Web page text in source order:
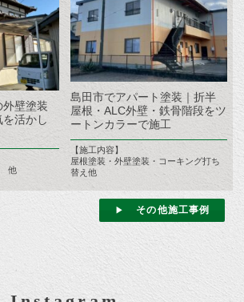
外壁塗装
を活かし
他
島田市でアパート塗装｜折半
屋根・ALC外壁・鉄骨階段をツ
ートンカラーで施工
【施工内容】
屋根塗装・外壁塗装・コーキング打ち
替え他
その他施工事例